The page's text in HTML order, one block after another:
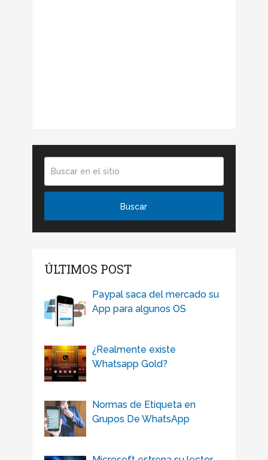
ÚLTIMOS POST
Paypal saca del mercado su
App para algunos OS
¿Realmente existe
Whatsapp Gold?
Normas de Etiqueta en
Grupos De WhatsApp